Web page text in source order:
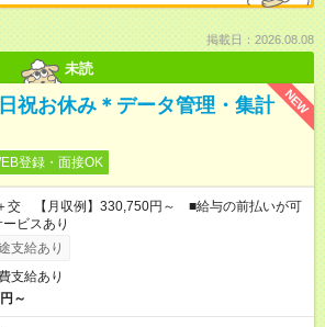
掲載日：2026.08.08
未読
NEW
祝お休み＊データ管理・集計
登録・面接OK
交 【月収例】330,750円～ ■給与の前払いが可
ビスあり
支給あり
支給あり
～